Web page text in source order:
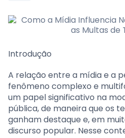
Introdução
A relação entre a mídia e a
fenômeno complexo e
um papel significativo na
pública, de maneira que os
ganham destaque e, em
discurso popular. Nesse